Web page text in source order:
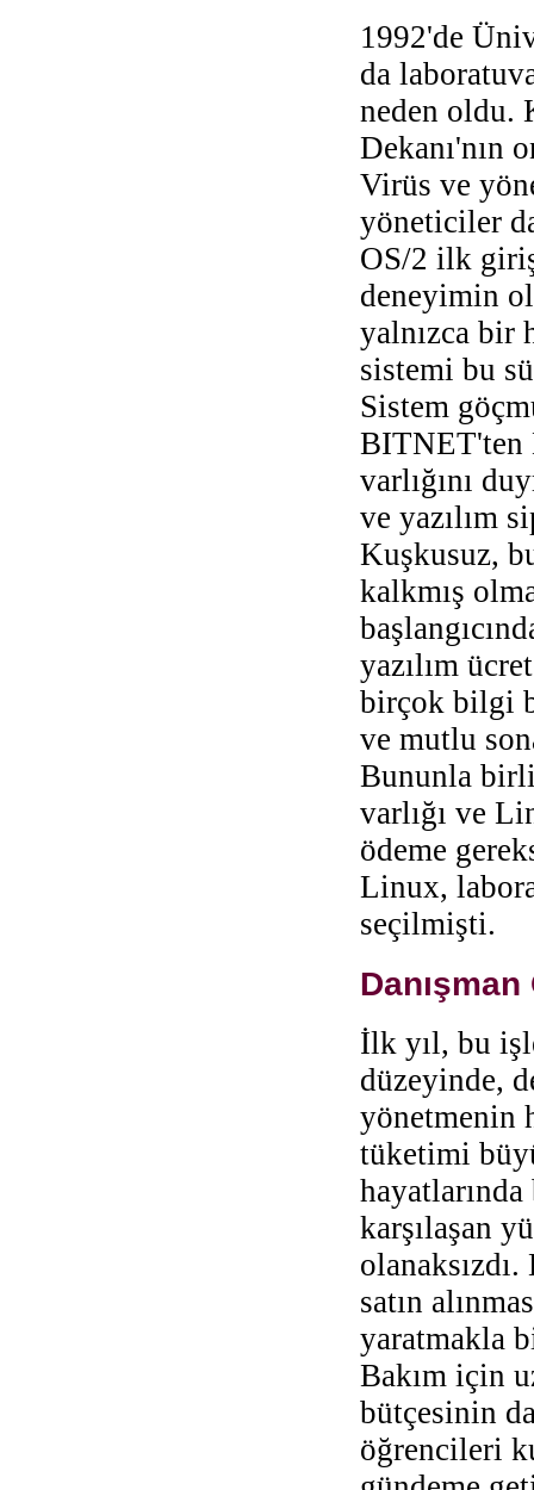
1992'de
da
neden oldu.
Dekanı'nın
Virüs ve
yöneticiler
OS/2 ilk
deneyimin
yalnızca bir
sistemi bu
Sistem
BITNET'ten
varlığını
ve yazılım
Kuşkusuz,
kalkmış
yazılım
birçok bilgi
ve mutlu
Bununla
varlığı ve
ödeme
Linux,
seçilmişti.
İlk yıl, bu
düzeyinde,
yönetmenin
tüketimi
karşılaşan
satın
yaratmakla
Bakım için
bütçesinin
öğrencileri